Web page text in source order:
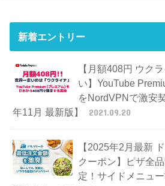
新着エントリー
【月額408円 ウク
い】YouTube
をNordVPNで激安
年11月 最新版】
2021.09.20
【2025年2月最新
クーポン】ピザ全
定！サイドメニュ